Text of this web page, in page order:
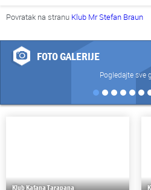
Povratak na stranu Klub Mr Stefan Braun
FOTO GALERIJE
Pogledajte sve
Klub Kafana Tarapana